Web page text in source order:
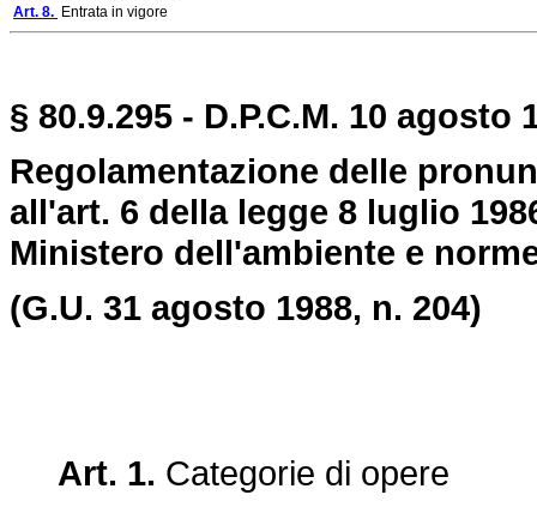
Art. 8. Entrata in vigore
§ 80.9.295 - D.P.C.M. 10 agosto
Regolamentazione delle
all'art. 6 della legge 8 luglio
Ministero dell'ambiente e
(G.U. 31 agosto 1988, n. 204)
Art. 1. Categorie di opere